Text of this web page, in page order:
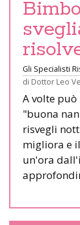
Gli Specialisti
di Dottor Leo
A volte
"buona
risvegli
migliora e
un'ora